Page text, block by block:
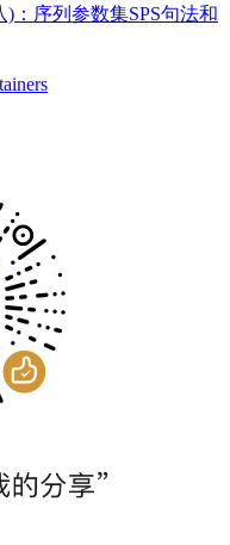
)：序列参数集SPS句法和